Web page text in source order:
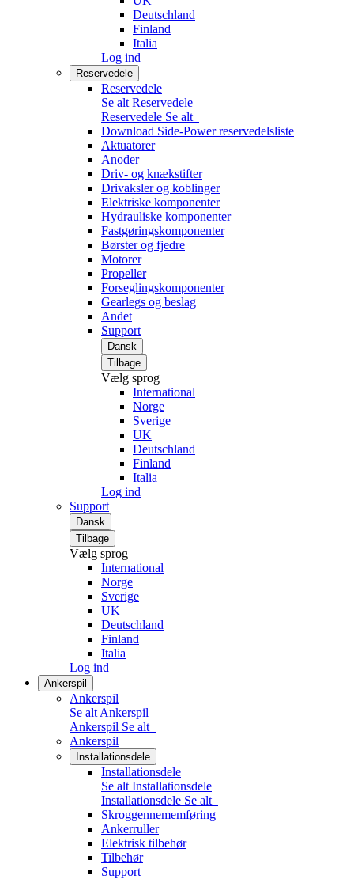
Deutschland
Finland
Italia
Log ind
Reservedele
Reservedele
Se alt Reservedele
Reservedele Se alt
Download Side-Power reservedelsliste
Aktuatorer
Anoder
Driv- og knækstifter
Drivaksler og koblinger
Elektriske komponenter
Hydrauliske komponenter
Fastgøringskomponenter
Børster og fjedre
Motorer
Propeller
Forseglingskomponenter
Gearlegs og beslag
Andet
Support
Dansk
Tilbage
Vælg sprog
International
Norge
Sverige
UK
Deutschland
Finland
Italia
Log ind
Support
Dansk
Tilbage
Vælg sprog
International
Norge
Sverige
UK
Deutschland
Finland
Italia
Log ind
Ankerspil
Ankerspil
Se alt Ankerspil
Ankerspil Se alt
Ankerspil
Installationsdele
Installationsdele
Se alt Installationsdele
Installationsdele Se alt
Skroggennememføring
Ankerruller
Elektrisk tilbehør
Tilbehør
Support